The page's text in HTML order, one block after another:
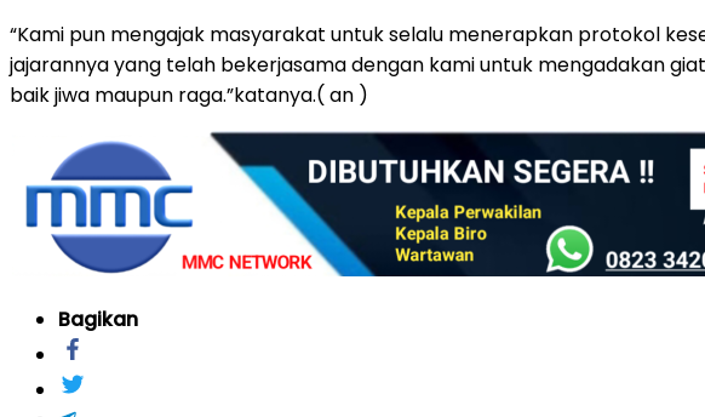
“Kami pun mengajak masyarakat untuk selalu menerapkan protokol
jajarannya yang telah bekerjasama dengan kami untuk mengadakan
baik jiwa maupun raga.”katanya.( an )
Bagikan